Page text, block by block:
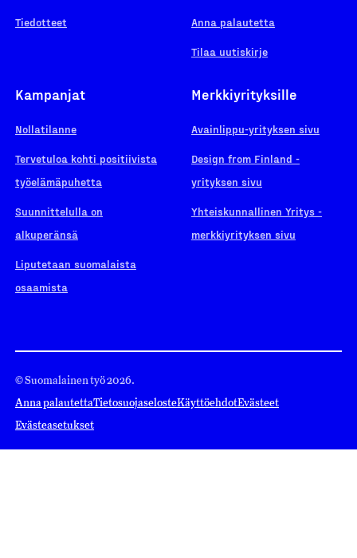
Tiedotteet Anna palautetta
Tilaa uutiskirje
Kampanjat
Nollatilanne
Tervetuloa kohti positiivista
työelämäpuhetta
Suunnittelulla on
alkuperänsä
Liputetaan suomalaista
osaamista
Merkkiyrityksille
Avainlippu-yrityksen sivu
Design from Finland -
yrityksen sivu
Yhteiskunnallinen Yritys -
merkkiyrityksen sivu
© Suomalainen työ 2026.
Anna palautettaTietosuojaselosteKäyttöehdotEvästeet
Evästeasetukset